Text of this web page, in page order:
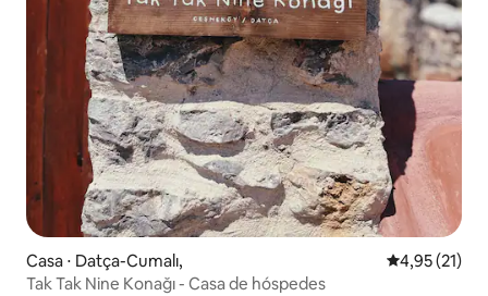
Casa ⋅ Datça-Cumalı, 4,95 de uma
4,95 (21)
Tak Tak Nine Konağı - Casa de hóspedes